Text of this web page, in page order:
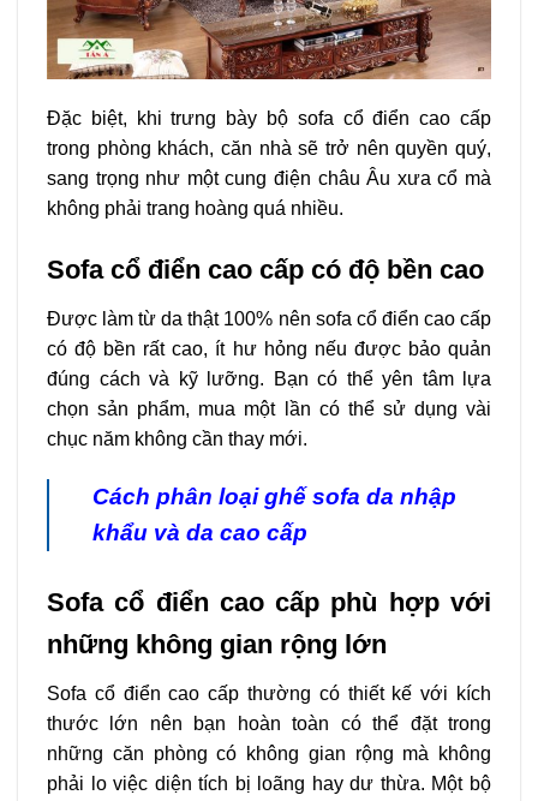
Đặc biệt, khi trưng bày bộ sofa cổ điển cao cấp
trong phòng khách, căn nhà sẽ trở nên quyền quý,
sang trọng như một cung điện châu Âu xưa cổ mà
không phải trang hoàng quá nhiều.
Sofa cổ điển cao cấp có độ bền cao
Được làm từ da thật 100% nên sofa cổ điển cao cấp
có độ bền rất cao, ít hư hỏng nếu được bảo quản
đúng cách và kỹ lưỡng. Bạn có thể yên tâm lựa
chọn sản phẩm, mua một lần có thể sử dụng vài
chục năm không cần thay mới.
Cách phân loạighế sofa da nhập
khẩu và da cao cấp
Sofa cổ điển cao cấp phù hợp với
những không gian rộng lớn
Sofa cổ điển cao cấp thường có thiết kế với kích
thước lớn nên bạn hoàn toàn có thể đặt trong
những căn phòng có không gian rộng mà không
phải lo việc diện tích bị loãng hay dư thừa. Một bộ